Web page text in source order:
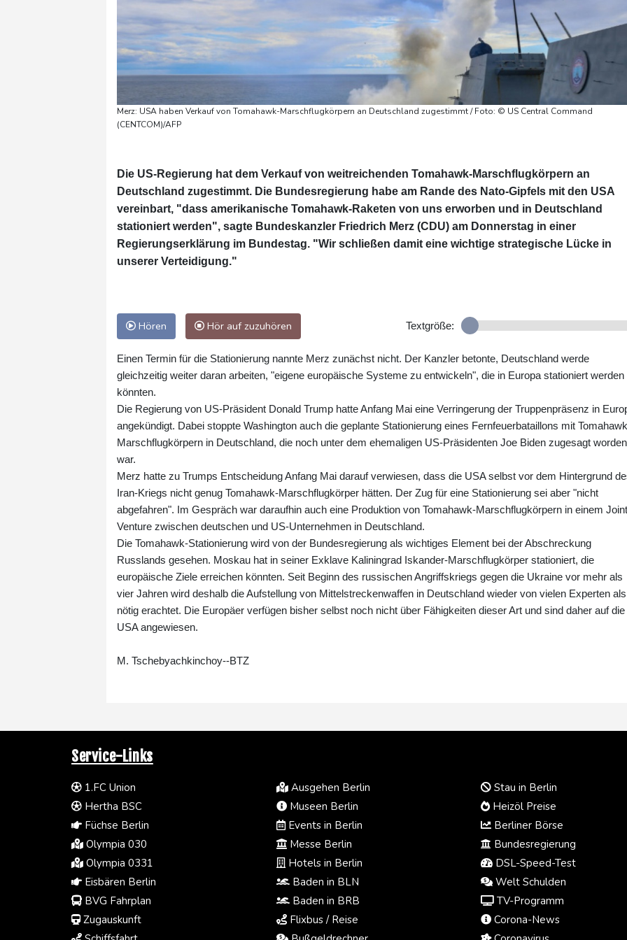
Merz: USA haben Verkauf von Tomahawk-Marschflugkörpern an Deutschland zugestimmt / Foto: © US Central Command
(CENTCOM)/AFP
Die US-Regierung hat dem Verkauf von weitreichenden Tomahawk-Marschflugkörpern an
Deutschland zugestimmt. Die Bundesregierung habe am Rande des Nato-Gipfels mit den USA
vereinbart, "dass amerikanische Tomahawk-Raketen von uns erworben und in Deutschland
stationiert werden", sagte Bundeskanzler Friedrich Merz (CDU) am Donnerstag in einer
Regierungserklärung im Bundestag. "Wir schließen damit eine wichtige strategische Lücke in
unserer Verteidigung."
Hören Hör auf zuzuhören Textgröße:
Einen Termin für die Stationierung nannte Merz zunächst nicht. Der Kanzler betonte, Deutschland werde
gleichzeitig weiter daran arbeiten, "eigene europäische Systeme zu entwickeln", die in Europa stationiert werden
könnten.
Die Regierung von US-Präsident Donald Trump hatte Anfang Mai eine Verringerung der Truppenpräsenz in
angekündigt. Dabei stoppte Washington auch die geplante Stationierung eines Fernfeuerbataillons mit
Marschflugkörpern in Deutschland, die noch unter dem ehemaligen US-Präsidenten Joe Biden zugesagt worden
war.
Merz hatte zu Trumps Entscheidung Anfang Mai darauf verwiesen, dass die USA selbst vor dem Hintergrund
Iran-Kriegs nicht genug Tomahawk-Marschflugkörper hätten. Der Zug für eine Stationierung sei aber "nicht
abgefahren". Im Gespräch war daraufhin auch eine Produktion von Tomahawk-Marschflugkörpern in einem
Venture zwischen deutschen und US-Unternehmen in Deutschland.
Die Tomahawk-Stationierung wird von der Bundesregierung als wichtiges Element bei der Abschreckung
Russlands gesehen. Moskau hat in seiner Exklave Kaliningrad Iskander-Marschflugkörper stationiert, die
europäische Ziele erreichen könnten. Seit Beginn des russischen Angriffskriegs gegen die Ukraine vor mehr als
vier Jahren wird deshalb die Aufstellung von Mittelstreckenwaffen in Deutschland wieder von vielen Experten als
nötig erachtet. Die Europäer verfügen bisher selbst noch nicht über Fähigkeiten dieser Art und sind daher auf die
USA angewiesen.
M. Tschebyachkinchoy--BTZ
Service-Links
1.FC Union
Hertha BSC
Füchse Berlin
Olympia 030
Olympia 0331
Eisbären Berlin
BVG Fahrplan
Zugauskunft
Ausgehen Berlin
Museen Berlin
Events in Berlin
Messe Berlin
Hotels in Berlin
Baden in BLN
Baden in BRB
Flixbus / Reise
Stau in Berlin
Heizöl Preise
Berliner Börse
Bundesregierung
DSL-Speed-Test
Welt Schulden
TV-Programm
Corona-News